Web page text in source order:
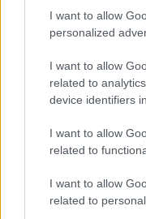
I want to allow
personalized
I want to allow
related to
device identifiers
I want to allow
related to
I want to allow
related to